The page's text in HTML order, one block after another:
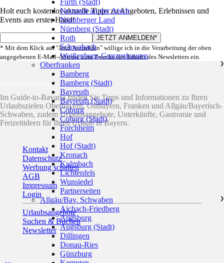
Holt euch kostenlos aktuelle Tipps zu Angeboten, Erlebnissen und
Events aus erster Hand!
* Mit dem Klick auf "Jetzt Anmelden" willige ich in die Verarbeitung der oben
angegebenen E-Mail-Adresse zum Zwecke des Erhalts des Newsletters ein.
GuideToBavaria
Im Guide-to-Bavaria finden Sie Tipps und Informationen zu Ihren
Urlaubszielen Oberbayern, Ostbayern, Franken und Allgäu/Bayerisch-
Schwaben, zudem Urlaubsangebote, Unterkünfte, Gastromie und
Freizeitideen für Ihren Urlaub in Bayern.
Kontakt
Datenschutz
Werbung schalten
AGB
Impressum
Login
Urlaubsangebote
Suchen & Buchen
Newsletter
Fürth (Stadt)
Neustadt an der Aisch
Nürnberger Land
Nürnberg (Stadt)
Roth
Schwabach
Weißenburg-Gunzenhausen
Oberfranken
❯
Bamberg
Bamberg (Stadt)
Bayreuth
Bayreuth (Stadt)
Coburg
Coburg (Stadt)
Forchheim
Hof
Hof (Stadt)
Kronach
Kulmbach
Lichtenfels
Wunsiedel
Partnerseiten
Allgäu/Bay. Schwaben
❯
Aichach-Friedberg
Augsburg
Augsburg (Stadt)
Dillingen
Donau-Ries
Günzburg